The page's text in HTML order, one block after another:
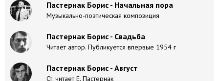
Пастернак Борис - Начальная пора
Музыкально-поэтическая композиция
Пастернак Борис - Свадьба
Читает автор. Публикуется впервые 1954 г
Пастернак Борис - Август
Ст. читает Е. Пастернак